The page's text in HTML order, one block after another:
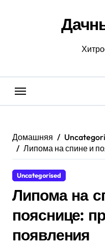
Домашняя
Липома на спине и
Uncategorised
Липома на
пояснице:
появления